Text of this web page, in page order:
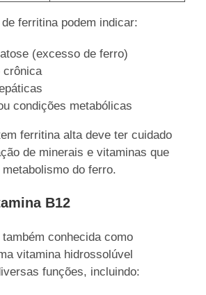
ferritina podem indicar:
(excesso de ferro)
crônica
condições metabólicas
ferritina alta deve ter cuidado
de minerais e vitaminas que
do ferro.
B12
também conhecida como
vitamina hidrossolúvel
funções, incluindo: